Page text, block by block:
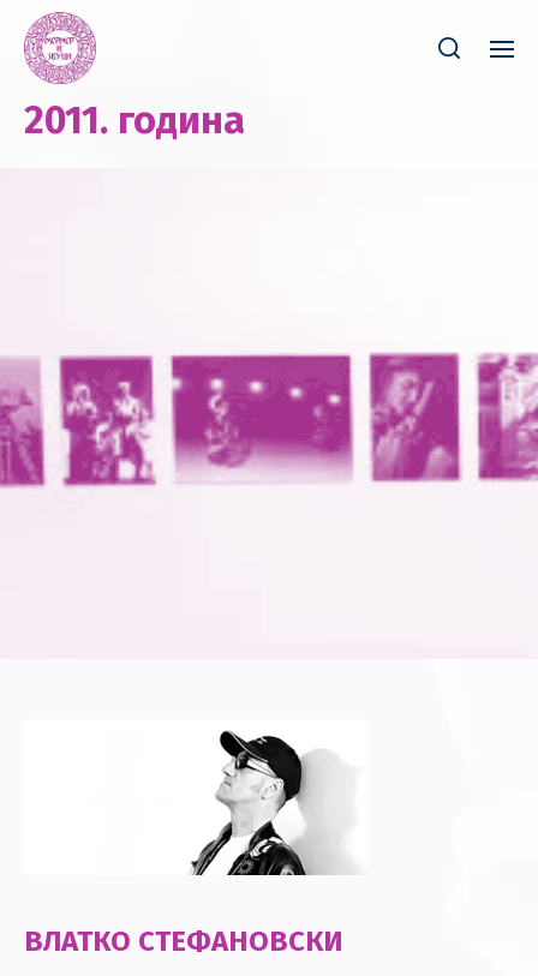
2011. година
ВЛАТКО СТЕФАНОВСКИ